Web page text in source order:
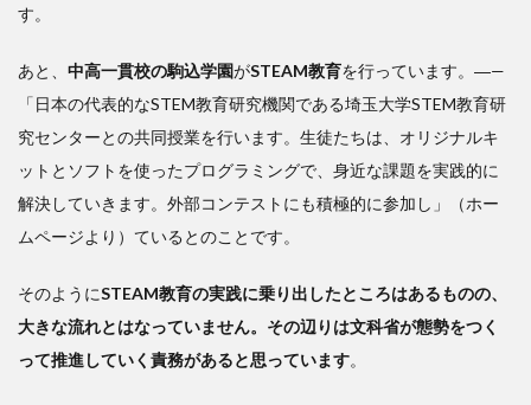
す。
あと、 中高一貫校の駒込学園がSTEAM教育を行っています。―—
「日本の代表的なSTEM教育研究機関である埼玉大学STEM教育研
究センターとの共同授業を行います。生徒たちは、オリジナルキ
ットとソフトを使ったプログラミングで、身近な課題を実践的に
解決していきます。外部コンテストにも積極的に参加し」（ホー
ムページより）ているとのことです。
そのようにSTEAM教育の実践に乗り出したところはあるものの、
大きな流れとはなっていません。その辺りは文科省が態勢をつく
って推進していく責務があると思っています。